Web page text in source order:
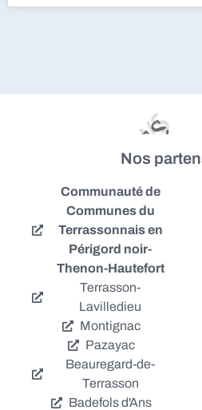
Nos
Communauté de
Communes du
Terrassonnais en
Périgord noir-
Thenon-Hautefort
Terrasson-
Lavilledieu
Montignac
Pazayac
Beauregard-de-
Terrasson
Badefols d'Ans